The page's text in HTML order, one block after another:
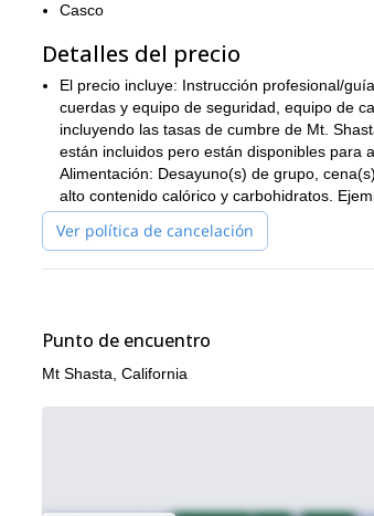
Casco
Detalles del precio
El precio incluye: Instrucción profesional/
cuerdas y equipo de seguridad, equipo de
incluyendo las tasas de cumbre de Mt.
están incluidos pero están disponibles para
Alimentación: Desayuno(s) de grupo,
alto contenido calórico y carbohidratos.
Ver política de cancelación
Punto de encuentro
Mt Shasta, California